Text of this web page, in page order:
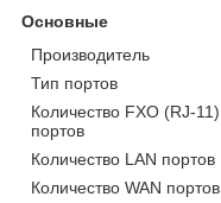
Основные
Производитель
Тип портов
Количество FXO (RJ-11)
портов
Количество LAN портов
Количество WAN портов